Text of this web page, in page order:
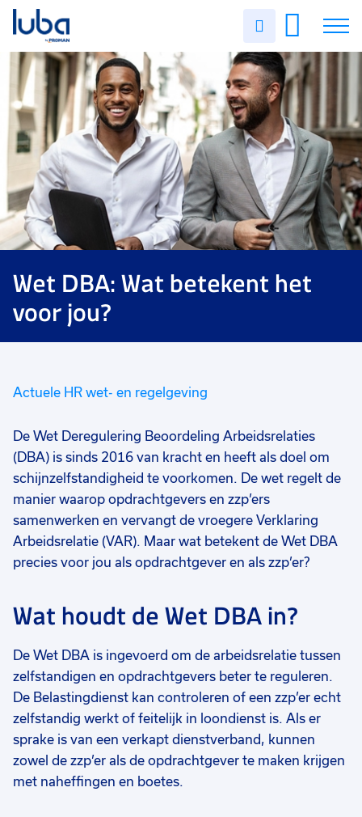
Uren
Vacatures
Over ons
Voor werkgevers
Contact
Wet DBA: Wat betekent het
voor jou?
Actuele HR wet- en regelgeving
De Wet Deregulering Beoordeling Arbeidsrelaties
(DBA) is sinds 2016 van kracht en heeft als doel om
schijnzelfstandigheid te voorkomen. De wet regelt de
manier waarop opdrachtgevers en zzp’ers
samenwerken en vervangt de vroegere Verklaring
Arbeidsrelatie (VAR). Maar wat betekent de Wet DBA
precies voor jou als opdrachtgever en als zzp’er?
Wat houdt de Wet DBA in?
De Wet DBA is ingevoerd om de arbeidsrelatie tussen
zelfstandigen en opdrachtgevers beter te reguleren.
De Belastingdienst kan controleren of een zzp’er echt
zelfstandig werkt of feitelijk in loondienst is. Als er
sprake is van een verkapt dienstverband, kunnen
zowel de zzp’er als de opdrachtgever te maken krijgen
met naheffingen en boetes.